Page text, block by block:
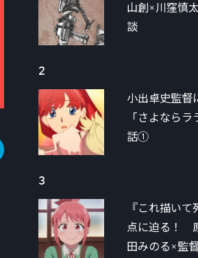
Hatena
山創×川窪慎
談
2
小出卓史監
「さよなら
話①
3
『これ描い
点に迫る！
田みのる×監